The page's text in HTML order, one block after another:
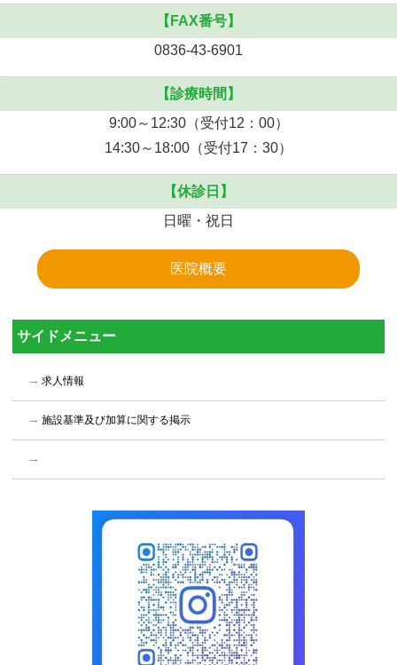
【FAX番号】
0836-43-6901
【診療時間】
9:00～12:30（受付12：00）
14:30～18:00（受付17：30）
【休診日】
日曜・祝日
医院概要
サイドメニュー
求人情報
施設基準及び加算に関する掲示